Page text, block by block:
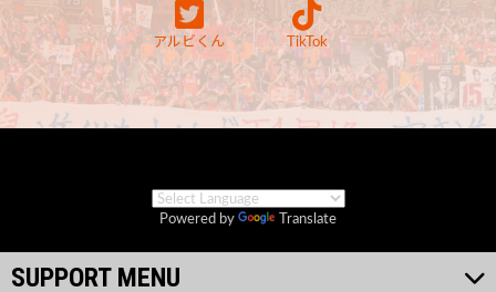
アルビくん TikTok
Powered by Translate
SUPPORT MENU